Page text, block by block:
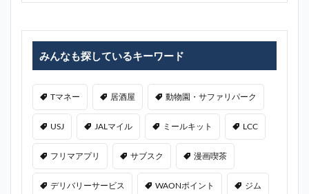
みんなも探しているキーワード
Tマネー 居酒屋 動物園・サファリパーク
USJ JALマイル ミールキット LCC
フリマアプリ サブスク 漫画喫茶
デリバリーサービス WAONポイント ジム